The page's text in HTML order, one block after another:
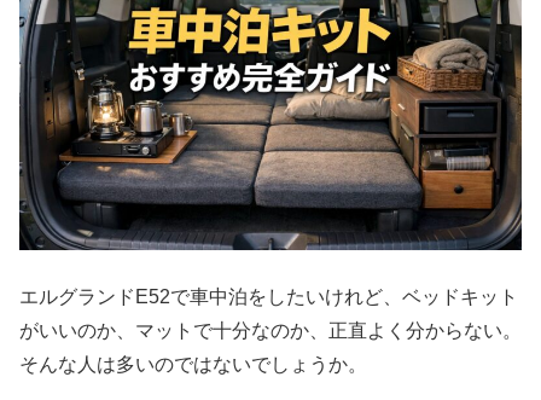
エルグランドE52で車中泊をしたいけれど、ベッドキット
がいいのか、マットで十分なのか、正直よく分からない。
そんな人は多いのではないでしょうか。